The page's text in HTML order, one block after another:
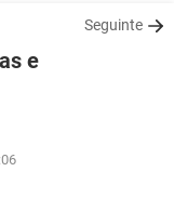
Seguinte
e